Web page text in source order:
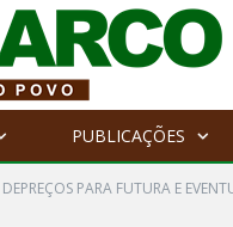
PUBLICAÇÕES
PARA FUTURA E